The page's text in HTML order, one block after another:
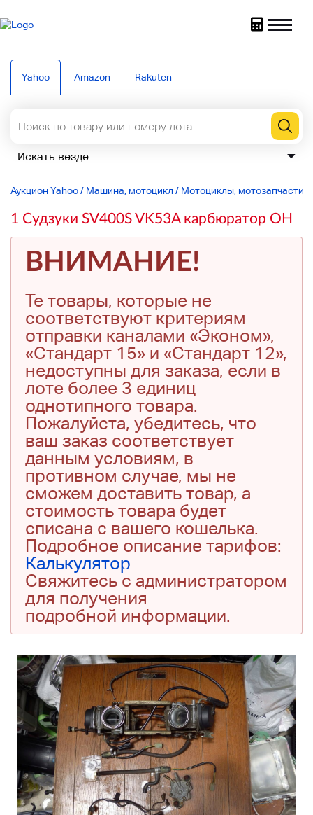
Yahoo Amazon Rakuten
Аукцион Yahoo/ Машина, мотоцикл / Мотоциклы, мотозапчасти
1 Судзуки SV400S VK53A карбюратор OH
ВНИМАНИЕ!
Те товары, которые не
соответствуют критериям
отправки каналами «Эконом»,
«Стандарт 15» и «Стандарт 12»,
недоступны для заказа, если в
лоте более 3 единиц
однотипного товара.
Пожалуйста, убедитесь, что
ваш заказ соответствует
данным условиям, в
противном случае, мы не
сможем доставить товар, а
стоимость товара будет
списана с вашего кошелька.
Подробное описание тарифов:
Калькулятор
Свяжитесь с администратором
для получения
подробной информации.